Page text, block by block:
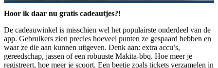
Hoor ik daar nu gratis cadeautjes?!
De cadeauwinkel is misschien wel het populairste onderdeel van de
app. Gebruikers zien precies hoeveel punten ze gespaard hebben en
waar ze die aan kunnen uitgeven. Denk aan: extra accu’s,
gereedschap, jassen of een robuuste Makita-bbq. Hoe meer je
registreert, hoe meer je scoort. Een beetje zoals tickets verzamelen in